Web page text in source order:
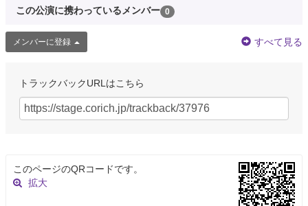
この公演に携わっているメンバー 0
メンバーに登録 すべて見る
トラックバックURLはこちら
このページのQRコードです。
拡大